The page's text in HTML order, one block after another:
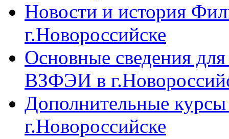
Новости и история
г.Новороссийске
Основные сведения
ВЗФЭИ в
Дополнительные
г.Новороссийске